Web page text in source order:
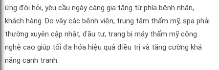
ứng đòi hỏi, yêu cầu ngày càng gia tăng từ phía bệnh nhân,
khách hàng. Do vậy các bệnh viện, trung tâm thẩm mỹ, spa phải
thường xuyên cập nhật, đầu tư, trang bị máy thẩm mỹ công
nghệ cao giúp tối đa hóa hiệu quả điều trị và tăng cường khả
năng cạnh tranh.